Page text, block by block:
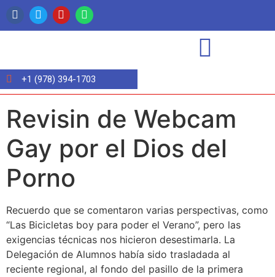
+1 (978) 394-1703
Revisin de Webcam
Gay por el Dios del
Porno
Recuerdo que se comentaron varias perspectivas, como
“Las Bicicletas boy para poder el Verano”, pero las
exigencias técnicas nos hicieron desestimarla. La
Delegación de Alumnos había sido trasladada al
reciente regional, al fondo del pasillo de la primera